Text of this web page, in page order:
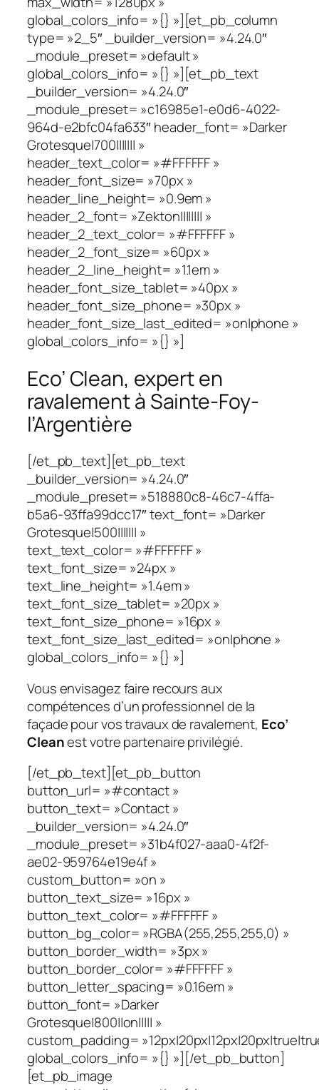
global_colors_info= »{} »][et_pb_column
type= »2_5″ _builder_version= »4.24.0″
_module_preset= »default »
global_colors_info= »{} »][et_pb_text
_builder_version= »4.24.0″
_module_preset= »c16985e1-e0d6-4022-
964d-e2bfc04fa633″ header_font= »Darker
Grotesque|700||||||| »
header_text_color= »#FFFFFF »
header_font_size= »70px »
header_line_height= »0.9em »
header_2_font= »Zekton|||||||| »
header_2_text_color= »#FFFFFF »
header_2_font_size= »60px »
header_2_line_height= »1.1em »
header_font_size_tablet= »40px »
header_font_size_phone= »30px »
header_font_size_last_edited= »on|phone »
global_colors_info= »{} »]
Eco’ Clean, expert en
ravalement à Sainte-Foy-
l’Argentière
[/et_pb_text][et_pb_text
_builder_version= »4.24.0″
_module_preset= »518880c8-46c7-4ffa-
b5a6-93ffa99dcc17″ text_font= »Darker
Grotesque|500||||||| »
text_text_color= »#FFFFFF »
text_font_size= »24px »
text_line_height= »1.4em »
text_font_size_tablet= »20px »
text_font_size_phone= »16px »
text_font_size_last_edited= »on|phone »
global_colors_info= »{} »]
Vous envisagez faire recours aux
compétences d’un professionnel de la
façade pour vos travaux de ravalement, Eco’
Cleanest votre partenaire privilégié.
[/et_pb_text][et_pb_button
button_url= »#contact »
button_text= »Contact »
_builder_version= »4.24.0″
_module_preset= »31b4f027-aaa0-4f2f-
ae02-959764e19e4f »
custom_button= »on »
button_text_size= »16px »
button_text_color= »#FFFFFF »
button_bg_color= »RGBA(255,255,255,0) »
button_border_width= »3px »
button_border_color= »#FFFFFF »
button_letter_spacing= »0.16em »
button_font= »Darker
Grotesque|800||on||||| »
custom_padding=
global_colors_info= »{} »][/et_pb_button]
[et_pb_image